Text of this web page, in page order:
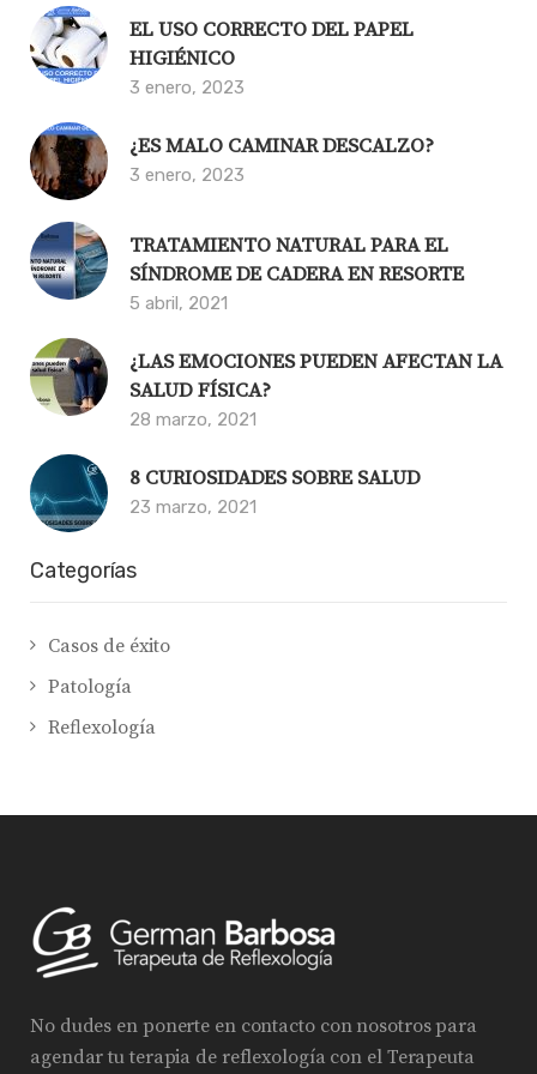
EL USO CORRECTO DEL PAPEL
HIGIÉNICO
3 enero, 2023
¿ES MALO CAMINAR DESCALZO?
3 enero, 2023
TRATAMIENTO NATURAL PARA EL
SÍNDROME DE CADERA EN RESORTE
5 abril, 2021
¿LAS EMOCIONES PUEDEN AFECTAN LA
SALUD FÍSICA?
28 marzo, 2021
8 CURIOSIDADES SOBRE SALUD
23 marzo, 2021
Categorías
Casos de éxito
Patología
Reflexología
No dudes en ponerte en contacto con nosotros para
agendar tu terapia de reflexología con el Terapeuta